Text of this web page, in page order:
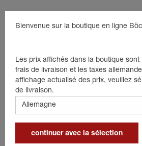
Bienvenue sur la boutique en ligne
Les prix affichés dans la boutique
frais de livraison et les taxes
affichage actualisé des prix, veuillez
de livraison.
continuer avec la sélection